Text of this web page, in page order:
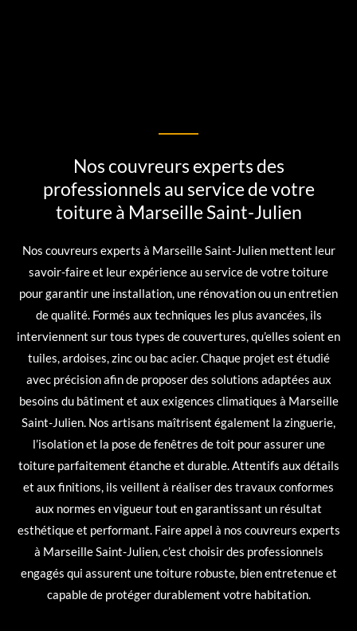
Nos couvreurs experts des
professionnels au service de votre
toiture à Marseille Saint-Julien
Nos couvreurs experts à Marseille Saint-Julien mettent leur
savoir-faire et leur expérience au service de votre toiture
pour garantir une installation, une rénovation ou un entretien
de qualité. Formés aux techniques les plus avancées, ils
interviennent sur tous types de couvertures, qu’elles soient en
tuiles, ardoises, zinc ou bac acier. Chaque projet est étudié
avec précision afin de proposer des solutions adaptées aux
besoins du bâtiment et aux exigences climatiques à Marseille
Saint-Julien. Nos artisans maîtrisent également la zinguerie,
l’isolation et la pose de fenêtres de toit pour assurer une
toiture parfaitement étanche et durable. Attentifs aux détails
et aux finitions, ils veillent à réaliser des travaux conformes
aux normes en vigueur tout en garantissant un résultat
esthétique et performant. Faire appel à nos couvreurs experts
à Marseille Saint-Julien, c’est choisir des professionnels
engagés qui assurent une toiture robuste, bien entretenue et
capable de protéger durablement votre habitation.